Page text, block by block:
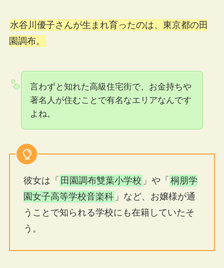
水谷川優子さんが生まれ育ったのは、東京都の田
園調布。
言わずと知れた高級住宅街で、お金持ちや
著名人が住むことで有名なエリアなんです
よね。
彼女は「 田園調布雙葉小学校 」や「 桐朋学
園女子高等学校音楽科 」など、お嬢様が通
うことで知られる学校にも在籍していたそ
う。